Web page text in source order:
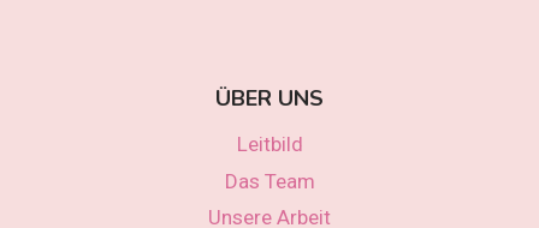
ÜBER UNS
Leitbild
Das Team
Unsere Arbeit